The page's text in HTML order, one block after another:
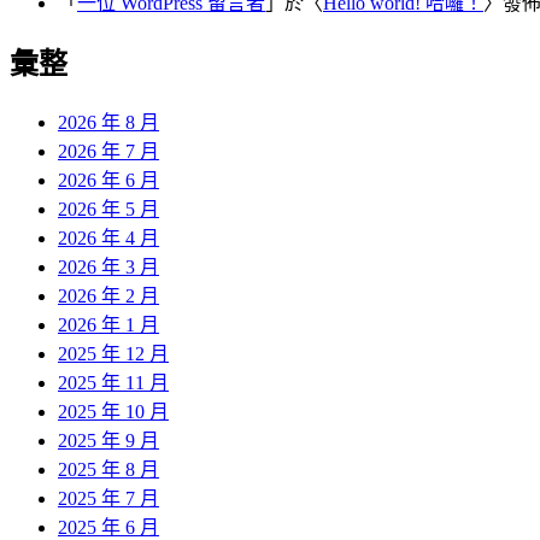
彙整
2026 年 8 月
2026 年 7 月
2026 年 6 月
2026 年 5 月
2026 年 4 月
2026 年 3 月
2026 年 2 月
2026 年 1 月
2025 年 12 月
2025 年 11 月
2025 年 10 月
2025 年 9 月
2025 年 8 月
2025 年 7 月
2025 年 6 月